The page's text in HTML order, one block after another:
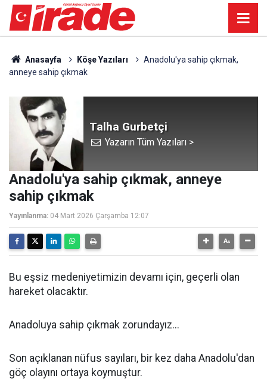
Anasayfa Köşe Yazıları
Anadolu'ya sahip çıkmak,
anneye sahip çıkmak
Talha Gurbetçi
Yazarın Tüm Yazıları >
Anadolu'ya sahip çıkmak, anneye
sahip çıkmak
Yayınlanma: 04 Mart 2026 Çarşamba 12:07
Bu eşsiz medeniyetimizin devamı için, geçerli olan
hareket olacaktır.
Anadoluya sahip çıkmak zorundayız...
Son açıklanan nüfus sayıları, bir kez daha Anadolu'dan
göç olayını ortaya koymuştur.